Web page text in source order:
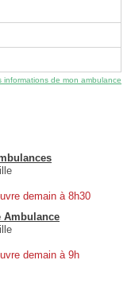
informations de mon ambulance
demain à 8h30
Ambulance
demain à 9h